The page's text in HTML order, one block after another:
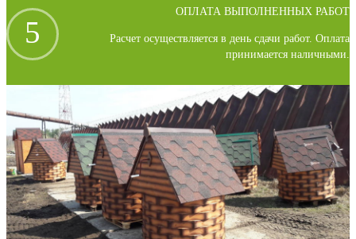
5
ОПЛАТА ВЫПОЛНЕННЫХ РАБОТ
Расчет осуществляется в день сдачи работ. Оплата
принимается наличными.